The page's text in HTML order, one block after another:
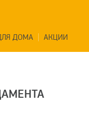
ДОМА АКЦИИ